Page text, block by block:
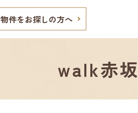
物件をお探しの方へ
walk赤坂